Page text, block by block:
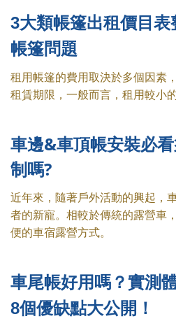
3大類帳篷出租價目表
帳篷問題
租用帳篷的費用取決於多個因素
租賃期限，一般而言，租用較小
車邊&車頂帳安裝必
制嗎?
近年來，隨著戶外活動的興起，
者的新寵。相較於傳統的露營車
便的車宿露營方式。
車尾帳好用嗎？實測
8個優缺點大公開！